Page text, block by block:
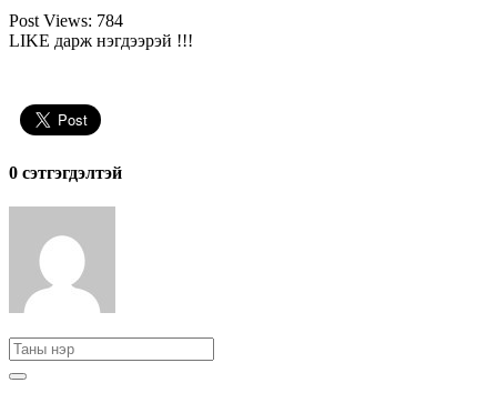
Post Views: 784
LIKE дарж нэгдээрэй !!!
0 cэтгэгдэлтэй